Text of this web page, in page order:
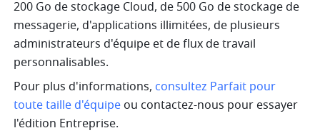
200 Go de stockage Cloud, de 500 Go de stockage de
messagerie, d'applications illimitées, de plusieurs
administrateurs d'équipe et de flux de travail
personnalisables.
Pour plus d'informations, consultez Parfait pour
toute taille d'équipe ou contactez-nous pour essayer
l'édition Entreprise.